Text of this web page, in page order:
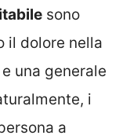
sono
il dolore nella
una generale
i
a